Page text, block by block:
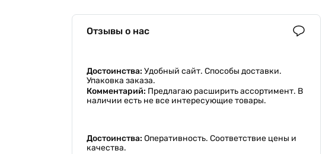
Отзывы о нас
Достоинства: Удобный сайт. Способы доставки.
Упаковка заказа.
Комментарий: Предлагаю расширить ассортимент. В
наличии есть не все интересующие товары.
Достоинства: Оперативность. Соответствие цены и
качества.